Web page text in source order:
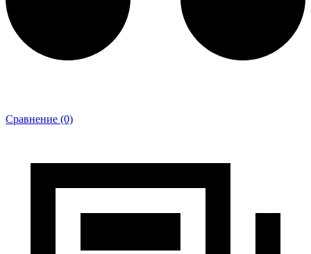
Сравнение (0)